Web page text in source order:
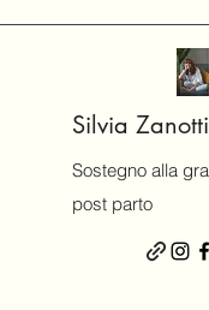
Silvia Zanotti
Sostegno alla
post parto